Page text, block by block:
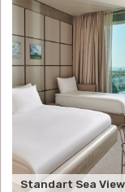
Standart Sea View